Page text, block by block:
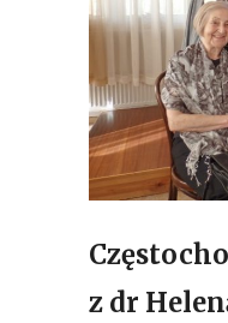
z dr